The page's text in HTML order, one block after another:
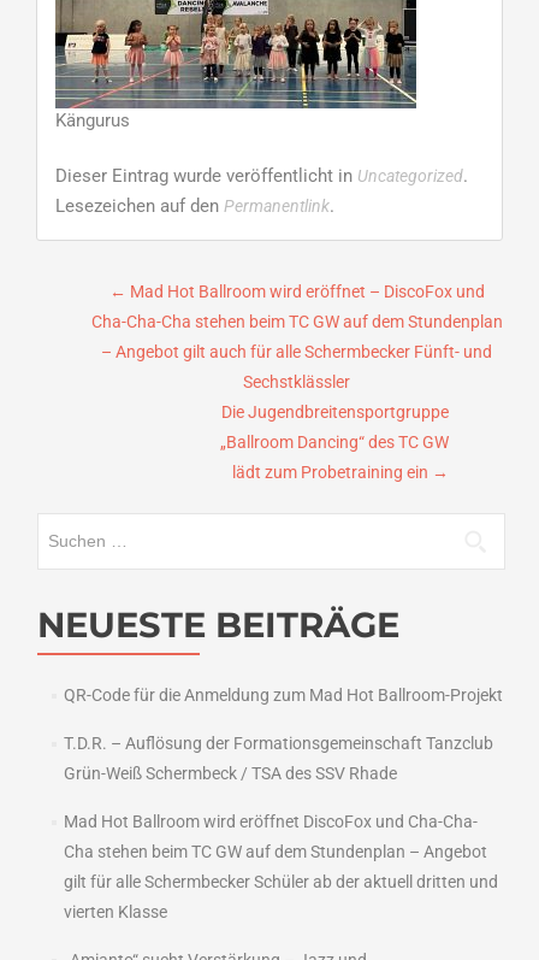
Kängurus
Dieser Eintrag wurde veröffentlicht in Uncategorized.
Lesezeichen auf den Permanentlink.
Beitragsnavigation
← Mad Hot Ballroom wird eröffnet – DiscoFox und
Cha-Cha-Cha stehen beim TC GW auf dem Stundenplan
– Angebot gilt auch für alle Schermbecker Fünft- und
Sechstklässler
Die Jugendbreitensportgruppe
„Ballroom Dancing“ des TC GW
lädt zum Probetraining ein →
NEUESTE BEITRÄGE
QR-Code für die Anmeldung zum Mad Hot Ballroom-Projekt
T.D.R. – Auflösung der Formationsgemeinschaft Tanzclub
Grün-Weiß Schermbeck / TSA des SSV Rhade
Mad Hot Ballroom wird eröffnet DiscoFox und Cha-Cha-
Cha stehen beim TC GW auf dem Stundenplan – Angebot
gilt für alle Schermbecker Schüler ab der aktuell dritten und
vierten Klasse